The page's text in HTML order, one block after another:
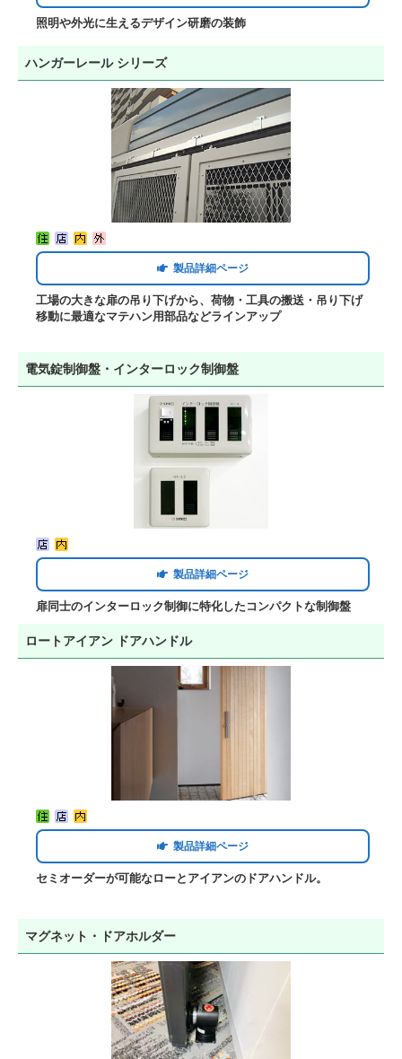
照明や外光に生えるデザイン研磨の装飾
ハンガーレール シリーズ
製品詳細ページ
工場の大きな扉の吊り下げから、荷物・工具の搬送・吊り下げ
移動に最適なマテハン用部品などラインアップ
電気錠制御盤・インターロック制御盤
製品詳細ページ
扉同士のインターロック制御に特化したコンパクトな制御盤
ロートアイアン ドアハンドル
製品詳細ページ
セミオーダーが可能なローとアイアンのドアハンドル。
マグネット・ドアホルダー